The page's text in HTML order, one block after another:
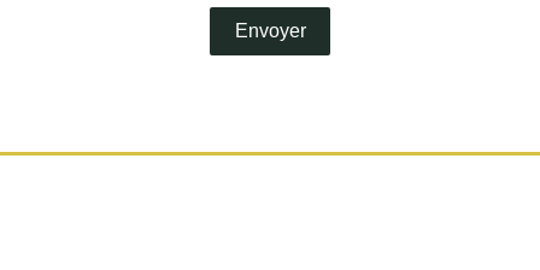
Envoyer